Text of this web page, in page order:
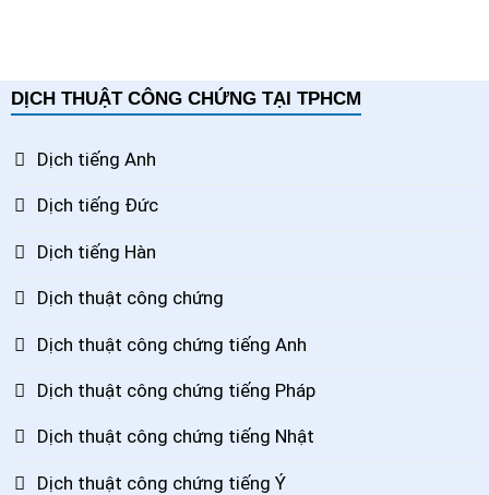
DỊCH THUẬT CÔNG CHỨNG TẠI TPHCM
Dịch tiếng Anh
Dịch tiếng Đức
Dịch tiếng Hàn
Dịch thuật công chứng
Dịch thuật công chứng tiếng Anh
Dịch thuật công chứng tiếng Pháp
Dịch thuật công chứng tiếng Nhật
Dịch thuật công chứng tiếng Ý